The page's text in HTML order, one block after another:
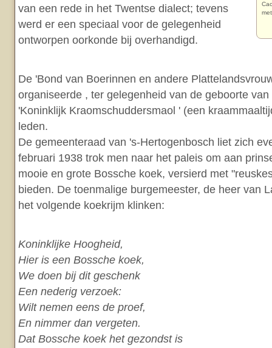
van een rede in het Twentse dialect; tevens
werd er een speciaal voor de gelegenheid
ontworpen oorkonde bij overhandigd.
De 'Bond van Boerinnen en andere
organiseerde , ter gelegenheid van de geboorte
'Koninklijk Kraomschuddersmaol ' (een
leden.
De gemeenteraad van 's-Hertogenbosch liet zich
februari 1938 trok men naar het paleis om aan
mooie en grote Bossche koek, versierd met
bieden. De toenmalige burgemeester, de heer van
het volgende koekrijm klinken:
Koninklijke Hoogheid,
Hier is een Bossche koek,
We doen bij dit geschenk
Een nederig verzoek:
Wilt nemen eens de proef,
En nimmer dan vergeten.
Dat Bossche koek het gezondst is